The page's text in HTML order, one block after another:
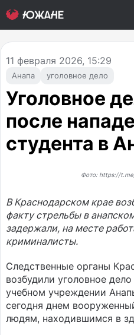
Анапа уголовное дело
11 февраля 2026, 15:29
Уголовное
после
студента в
Фото: https://
В Краснодарском крае
факту стрельбы в
задержали, на месте
криминалисты.
Следственные органы
возбудили уголовное
учебном учреждении
сегодня днем
людям, находившимся в